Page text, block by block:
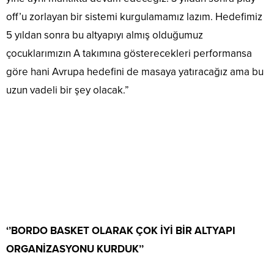
off’u zorlayan bir sistemi kurgulamamız lazım. Hedefimiz
5 yıldan sonra bu altyapıyı almış olduğumuz
çocuklarımızın A takımına gösterecekleri performansa
göre hani Avrupa hedefini de masaya yatıracağız ama bu
uzun vadeli bir şey olacak.”
‘’BORDO BASKET OLARAK ÇOK İYİ BİR ALTYAPI
ORGANİZASYONU KURDUK’’